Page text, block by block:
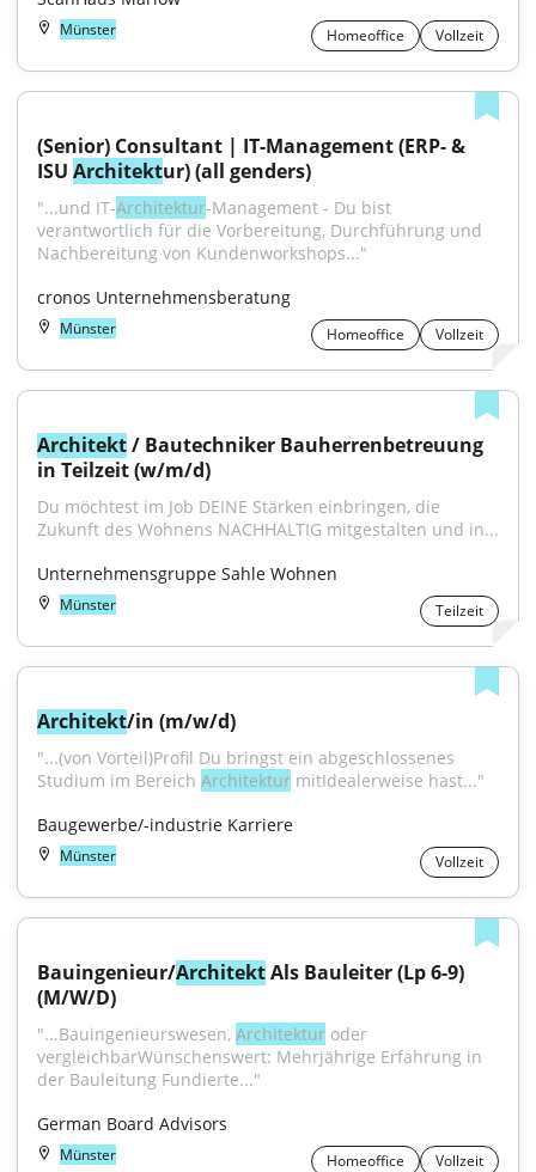
Münster Homeoffice Vollzeit
(Senior) Consultant | IT-Management (ERP- &
ISU Architektur) (all genders)
"...und IT-Architektur-Management - Du bist
verantwortlich für die Vorbereitung, Durchführung und
Nachbereitung von Kundenworkshops..."
cronos Unternehmensberatung
Münster Homeoffice Vollzeit
Architekt / Bautechniker Bauherrenbetreuung
in Teilzeit (w/m/d)
Du möchtest im Job DEINE Stärken einbringen, die
Zukunft des Wohnens NACHHALTIG mitgestalten und in...
Unternehmensgruppe Sahle Wohnen
Münster Teilzeit
Architekt/in (m/w/d)
"...(von Vorteil)Profil Du bringst ein abgeschlossenes
Studium im Bereich Architektur mitIdealerweise hast..."
Baugewerbe/-industrie Karriere
Münster Vollzeit
Bauingenieur/Architekt Als Bauleiter (Lp 6-9)
(M/W/D)
"...Bauingenieurswesen, Architektur oder
vergleichbarWünschenswert: Mehrjährige Erfahrung in
der Bauleitung Fundierte..."
German Board Advisors
Münster Homeoffice Vollzeit